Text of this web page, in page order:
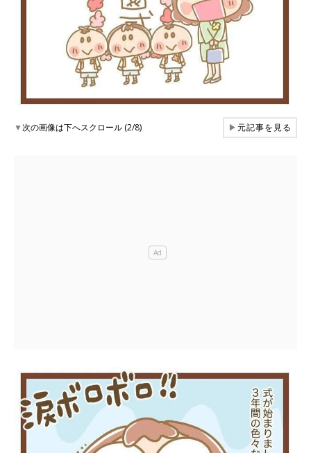
▼次の画像は下へスクロール (2/8) ▶元記事を見る